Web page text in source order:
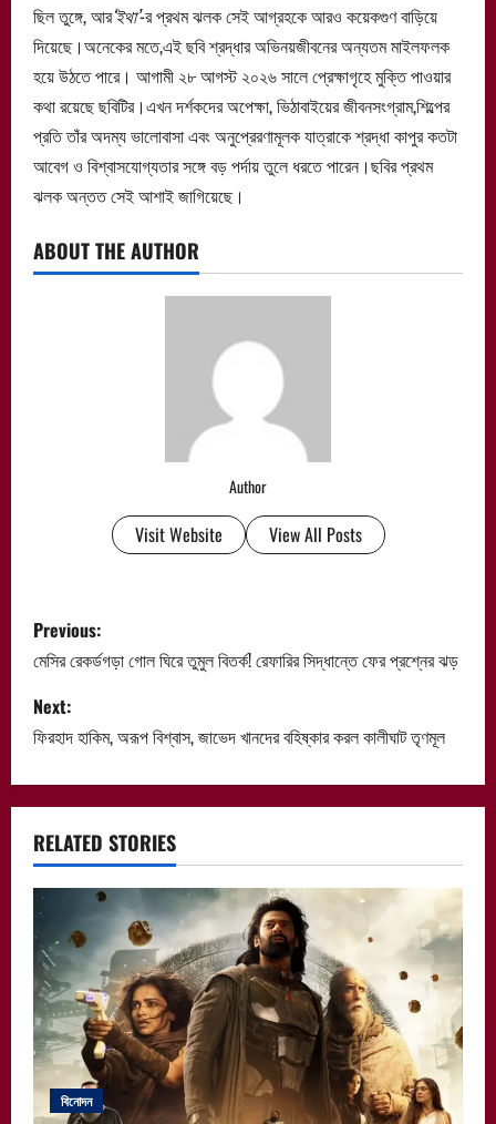
ছিল তুঙ্গে, আর‘ইথা’-র প্রথম ঝলক সেই আগ্রহকে আরও কয়েকগুণ বাড়িয়ে
দিয়েছে।অনেকের মতে,এই ছবি শ্রদ্ধার অভিনয়জীবনের অন্যতম মাইলফলক
হয়ে উঠতে পারে। আগামী ২৮ আগস্ট ২০২৬ সালে প্রেক্ষাগৃহে মুক্তি পাওয়ার
কথা রয়েছে ছবিটির।এখন দর্শকদের অপেক্ষা, ভিঠাবাইয়ের জীবনসংগ্রাম,শিল্পের
প্রতি তাঁর অদম্য ভালোবাসা এবং অনুপ্রেরণামূলক যাত্রাকে শ্রদ্ধা কাপুর কতটা
আবেগ ও বিশ্বাসযোগ্যতার সঙ্গে বড় পর্দায় তুলে ধরতে পারেন।ছবির প্রথম
ঝলক অন্তত সেই আশাই জাগিয়েছে।
ABOUT THE AUTHOR
Author
Visit Website View All Posts
P
o
s
t
n
a
v
i
g
a
t
Previous:
মেসির রেকর্ডগড়া গোল ঘিরে তুমুল বিতর্ক! রেফারির সিদ্ধান্তে ফের প্রশ্নের ঝড়
Next:
ফিরহাদ হাকিম, অরূপ বিশ্বাস, জাভেদ খানদের বহিষ্কার করল কালীঘাট তৃণমূল
RELATED STORIES
বিনোদন